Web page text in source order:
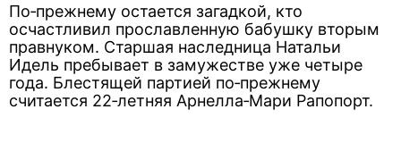
По‑прежнему остается загадкой, кто
осчастливил прославленную бабушку вторым
правнуком. Старшая наследница Натальи
Идель пребывает в замужестве уже четыре
года. Блестящей партией по‑прежнему
считается 22‑летняя Арнелла‑Мари Рапопорт.